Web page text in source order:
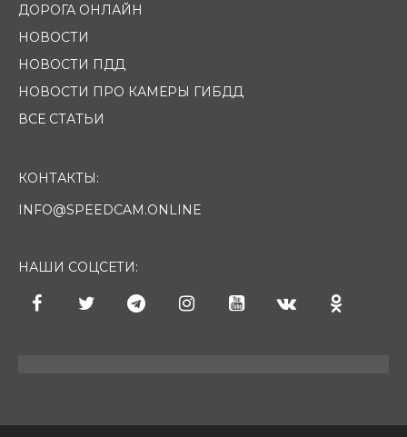
ДОРОГА ОНЛАЙН
НОВОСТИ
НОВОСТИ ПДД
НОВОСТИ ПРО КАМЕРЫ ГИБДД
ВСЕ СТАТЬИ
КОНТАКТЫ:
INFO@SPEEDCAM.ONLINE
НАШИ СОЦСЕТИ: